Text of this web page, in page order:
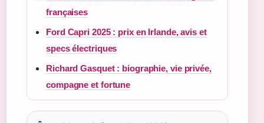
françaises
Ford Capri 2025 : prix en Irlande, avis et
specs électriques
Richard Gasquet : biographie, vie privée,
compagne et fortune